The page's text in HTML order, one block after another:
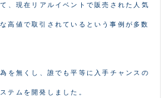
、現在リアルイベントで販売された人気
高値で取引されているという事例が多数
を無くし、誰でも平等に入手チャンスの
テムを開発しました。